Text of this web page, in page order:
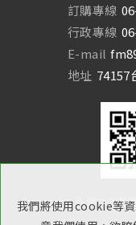
我們將使用cookie等
訂購專線
行政專線
E-mail
地址 74157
Copyright © 曾文溪廣